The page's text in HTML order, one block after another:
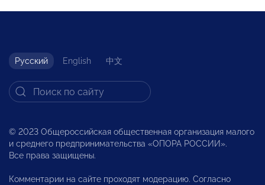
Русский English 中文
© 2023 Общероссийская общественная организация малого
и среднего предпринимательства «ОПОРА РОССИИ».
Все права защищены.
Комментарии на сайте проходят модерацию. Согласно